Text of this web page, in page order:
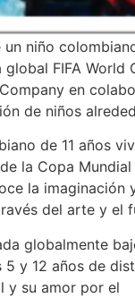
niño
FIFA World
en
de niños
de 11 años
la Copa
la imaginación
del arte y el
globalmente
y 12 años de
y su amor por el